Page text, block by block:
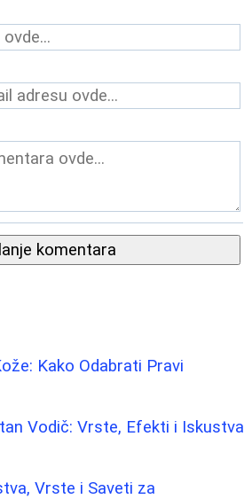
komentara
Kako Odabrati Pravi
Vodič: Vrste, Efekti i Iskustva
Vrste i Saveti za